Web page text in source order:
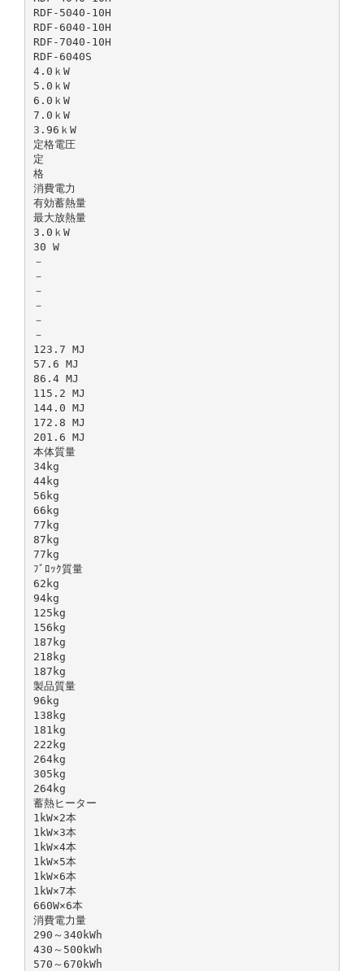
RDF-5040-10H
RDF-6040-10H
RDF-7040-10H
RDF-6040S
4.0ｋW
5.0ｋW
6.0ｋW
7.0ｋW
3.96ｋW
定格電圧
定
格
消費電力
有効蓄熱量
最大放熱量
3.0ｋW
30 W
－
－
－
－
－
－
123.7 MJ
57.6 MJ
86.4 MJ
115.2 MJ
144.0 MJ
172.8 MJ
201.6 MJ
本体質量
34kg
44kg
56kg
66kg
77kg
87kg
77kg
ﾌﾞﾛｯｸ質量
62kg
94kg
125kg
156kg
187kg
218kg
187kg
製品質量
96kg
138kg
181kg
222kg
264kg
305kg
264kg
蓄熱ヒーター
1kW×2本
1kW×3本
1kW×4本
1kW×5本
1kW×6本
1kW×7本
660W×6本
消費電力量
290～340kWh
430～500kWh
570～670kWh